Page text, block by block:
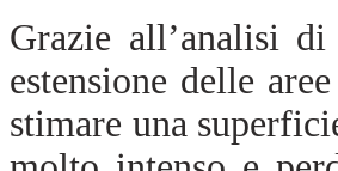
Grazie all’analisi
estensione delle
stimare una